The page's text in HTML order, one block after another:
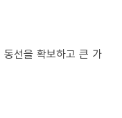
선을 확보하고 큰 가